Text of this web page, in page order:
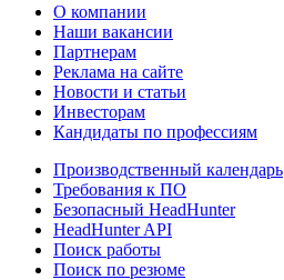
О компании
Наши вакансии
Партнерам
Реклама на сайте
Новости и статьи
Инвесторам
Кандидаты по профессиям
Производственный календарь
Требования к ПО
Безопасный HeadHunter
HeadHunter API
Поиск работы
Поиск по резюме